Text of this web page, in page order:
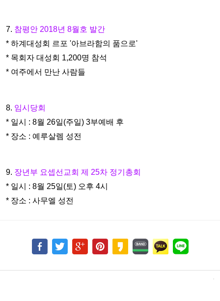
7. 참평안 2018년 8월호 발간
* 하계대성회 르포 '아브라함의 품으로'
* 목회자 대성회 1,200명 참석
* 여주에서 만난 사람들
8. 임시당회
* 일시 : 8월 26일(주일) 3부예배 후
* 장소 : 예루살렘 성전
9. 장년부 요셉선교회 제 25차 정기총회
* 일시 : 8월 25일(토) 오후 4시
* 장소 : 사무엘 성전